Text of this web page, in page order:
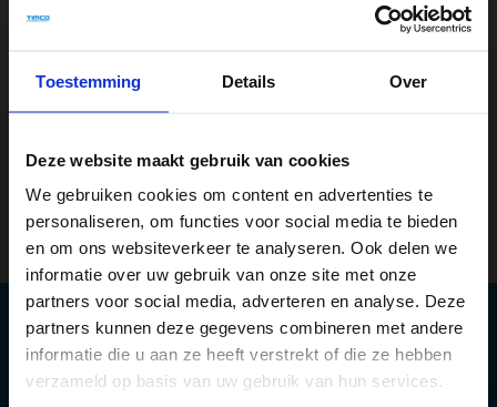
Toestemming Details Over
Deze website maakt gebruik van cookies
We gebruiken cookies om content en advertenties te
personaliseren, om functies voor social media te bieden
en om ons websiteverkeer te analyseren. Ook delen we
informatie over uw gebruik van onze site met onze
partners voor social media, adverteren en analyse. Deze
partners kunnen deze gegevens combineren met andere
informatie die u aan ze heeft verstrekt of die ze hebben
verzameld op basis van uw gebruik van hun services.
Bureau's